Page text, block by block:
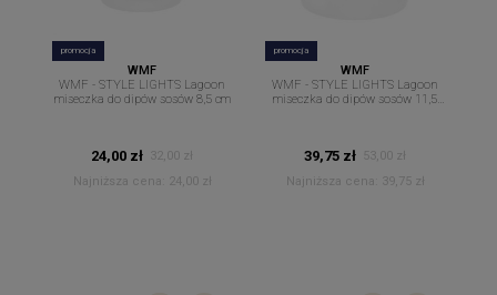
promocja
WMF
WMF - STYLE LIGHTS Lagoon
miseczka do dipów sosów 8,5 cm
24,00 zł
32,00 zł
Najniższa cena:
24,00 zł
promocja
WMF
WMF - STYLE LIGHTS Lagoon
miseczka do dipów sosów 11,5
39,75 zł
53,00 zł
Najniższa cena:
39,75 zł